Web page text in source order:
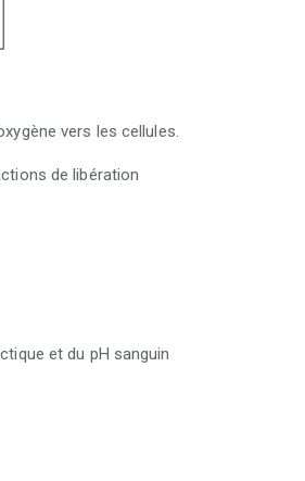
vers les cellules.
de libération
et du pH sanguin